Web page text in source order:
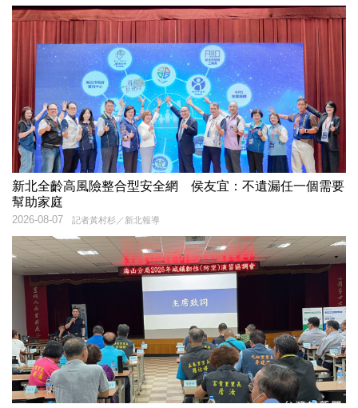
新北全齡高風險整合型安全網 侯友宜：不遺漏任一個需要
幫助家庭
記者黃村杉／新北報導
2026-08-07